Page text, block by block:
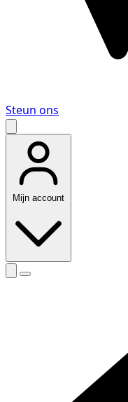
Steun ons
Mijn account